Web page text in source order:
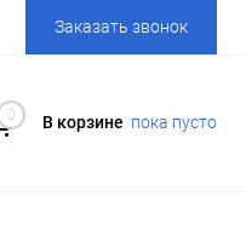
Заказать звонок
0 В корзине пока пусто